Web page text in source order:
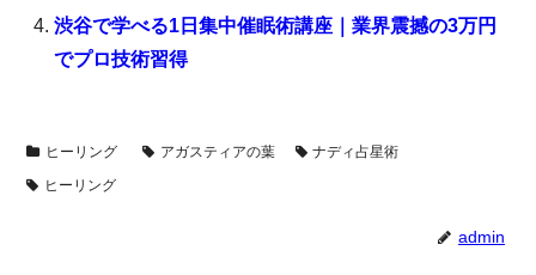
渋谷で学べる1日集中催眠術講座｜業界震撼の3万円
でプロ技術習得
ヒーリング アガスティアの葉
ナディ占星術
ヒーリング
admin